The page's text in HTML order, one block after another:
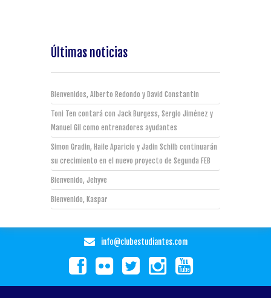
Últimas noticias
Bienvenidos, Alberto Redondo y David Constantin
Toni Ten contará con Jack Burgess, Sergio Jiménez y
Manuel Gil como entrenadores ayudantes
Simon Gradin, Haile Aparicio y Jadin Schilb continuarán
su crecimiento en el nuevo proyecto de Segunda FEB
Bienvenido, Jehyve
Bienvenido, Kaspar
info@clubestudiantes.com